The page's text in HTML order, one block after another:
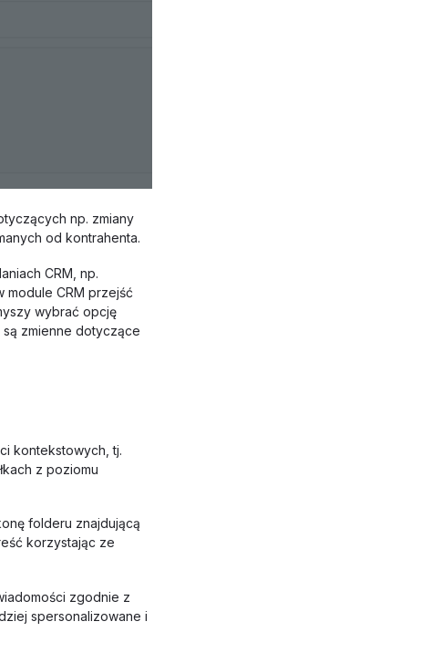
np. zmiany
od kontrahenta.
CRM, np.
module CRM przejść
wybrać opcję
zmienne dotyczące
kontekstowych, tj.
z poziomu
folderu znajdującą
korzystając ze
zgodnie z
spersonalizowane i